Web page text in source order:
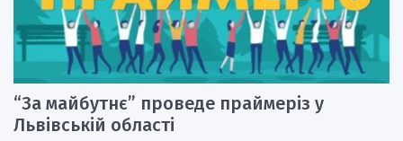
“За майбутнє” проведе праймеріз у
Львівській області